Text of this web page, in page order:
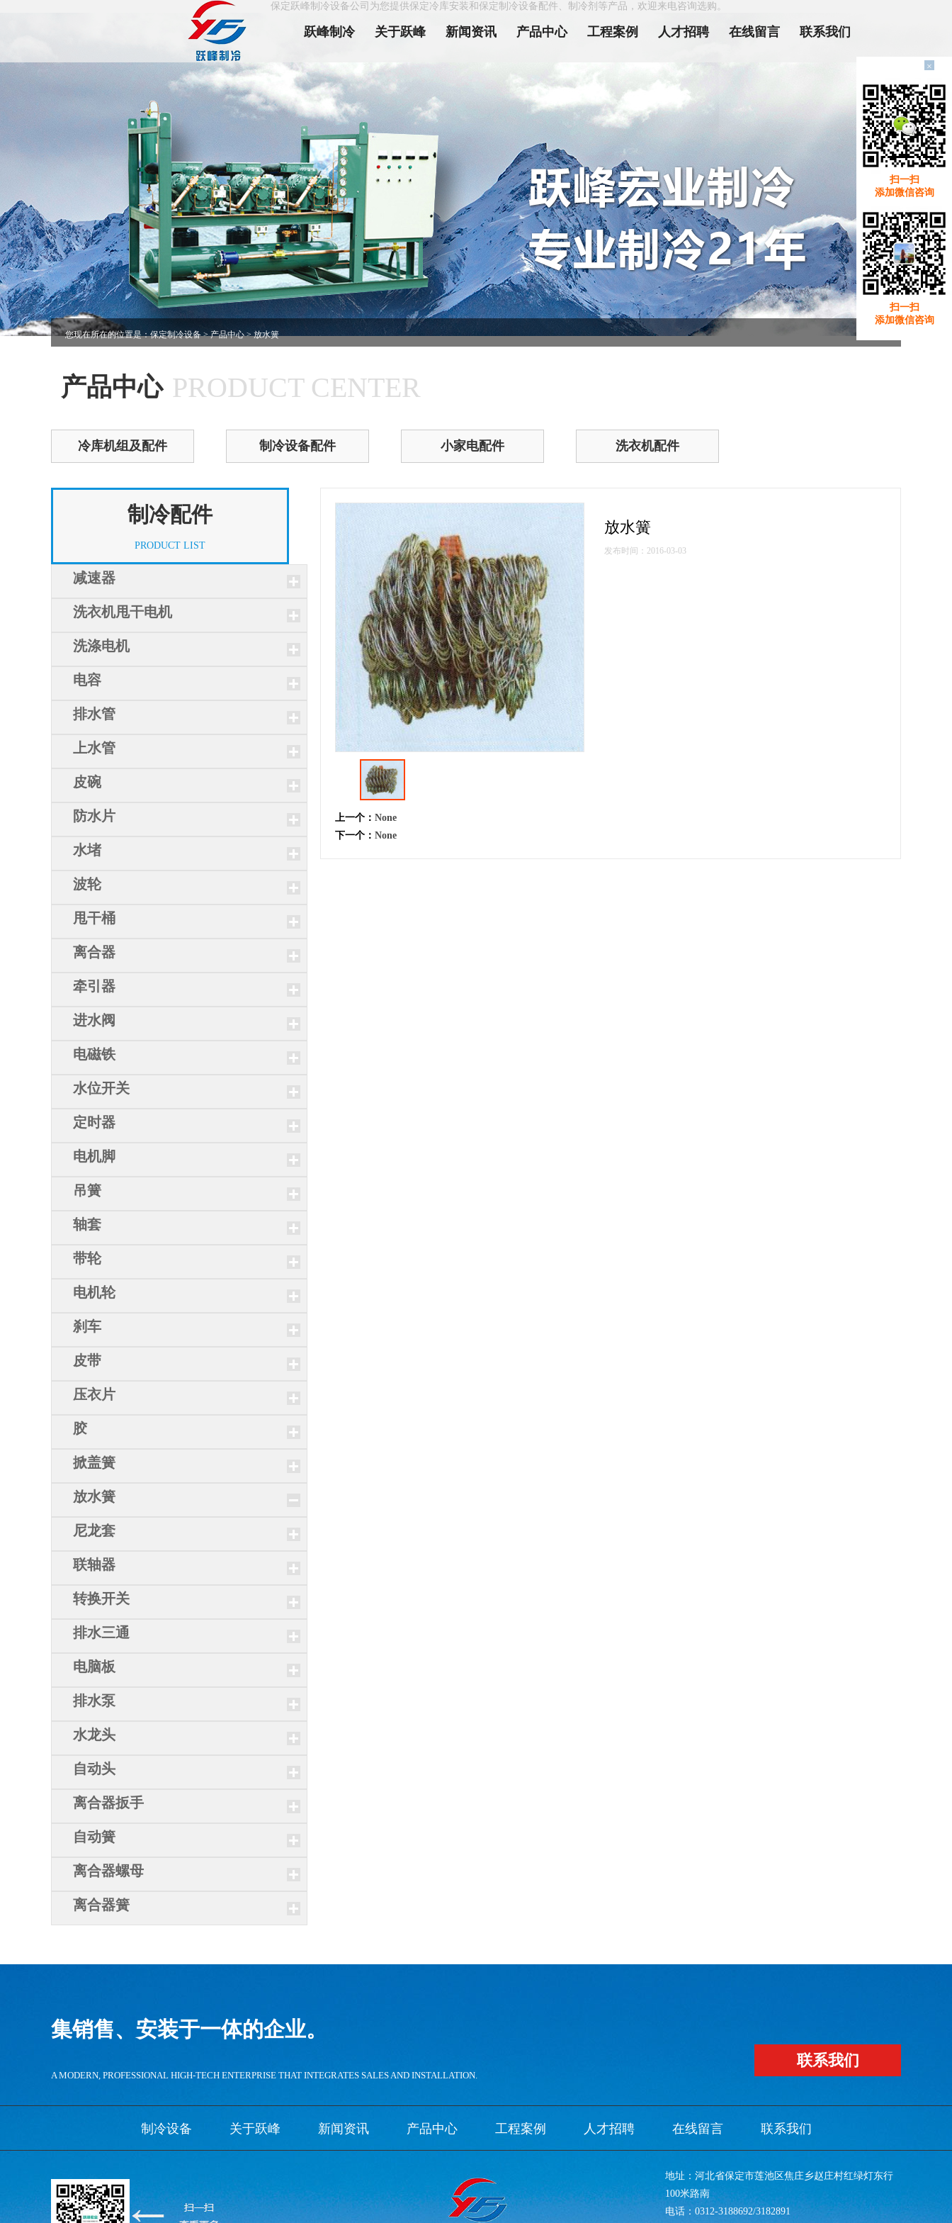
保定跃峰制冷设备公司为您提供保定冷库安装和保定制冷设备配件、制冷剂等产品，欢迎来电咨询选购。
跃峰制冷 关于跃峰 新闻资讯 产品中心 工程案例 人才招聘 在线留言 联系我们
×
扫一扫
添加微信咨询
扫一扫
添加微信咨询
您现在所在的位置是：保定制冷设备>产品中心> 放水簧
产品中心 PRODUCT CENTER
冷库机组及配件 制冷设备配件 小家电配件 洗衣机配件
制冷配件
PRODUCT LIST
减速器
洗衣机甩干电机
洗涤电机
电容
排水管
上水管
皮碗
防水片
水堵
波轮
甩干桶
离合器
牵引器
进水阀
电磁铁
水位开关
定时器
电机脚
吊簧
轴套
带轮
电机轮
刹车
皮带
压衣片
胶
掀盖簧
放水簧
尼龙套
联轴器
转换开关
排水三通
电脑板
排水泵
水龙头
自动头
离合器扳手
自动簧
离合器螺母
离合器簧
放水簧
发布时间：2016-03-03
上一个： None
下一个： None
集销售、安装于一体的企业。
A MODERN, PROFESSIONAL HIGH-TECH ENTERPRISE THAT INTEGRATES SALES AND INSTALLATION.
联系我们
制冷设备 关于跃峰 新闻资讯 产品中心 工程案例 人才招聘 在线留言 联系我们
地址：河北省保定市莲池区焦庄乡赵庄村红绿灯东行
100米路南
电话：0312-3188692/3182891